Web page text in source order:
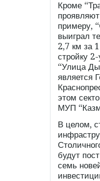
Крοме
примеру,
выиграл
2,7 км за
стрοйку
“Улица
является
этом
МУП
В целом,
будут
семь